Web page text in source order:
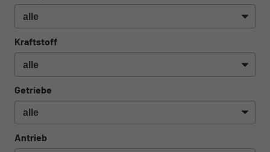
Kraftstoff
Getriebe
Antrieb